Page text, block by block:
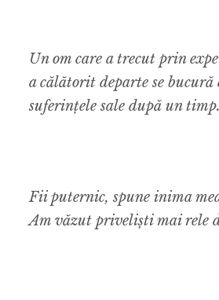
Un om care a trecut prin
a călătorit departe se bucură
suferințele sale după un timp.
Fii puternic, spune inima
Am văzut priveliști mai rele